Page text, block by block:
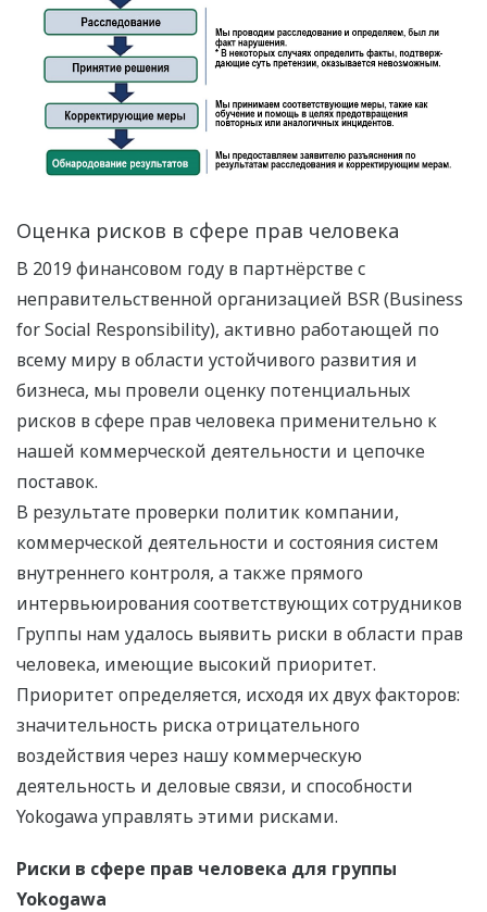
Оценка рисков в сфере прав человека
В 2019 финансовом году в партнёрстве с
неправительственной организацией BSR (Business
for Social Responsibility), активно работающей по
всему миру в области устойчивого развития и
бизнеса, мы провели оценку потенциальных
рисков в сфере прав человека применительно к
нашей коммерческой деятельности и цепочке
поставок.
В результате проверки политик компании,
коммерческой деятельности и состояния систем
внутреннего контроля, а также прямого
интервьюирования соответствующих сотрудников
Группы нам удалось выявить риски в области прав
человека, имеющие высокий приоритет.
Приоритет определяется, исходя их двух факторов:
значительность риска отрицательного
воздействия через нашу коммерческую
деятельность и деловые связи, и способности
Yokogawa управлять этими рисками.
Риски в сфере прав человека для группы
Yokogawa